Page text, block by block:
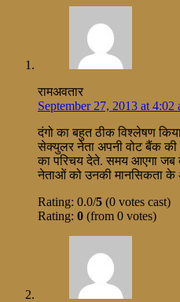
रामअवतार
September 27, 2013 at 4:02
दंगो का बहुत ठीक विश्लेषण
सेक्युलर नेता अपनी वोट बैंक की
का परिचय देते. समय आएगा जब
नेताओं को उनकी मानसिकता के
Rating: 0.0/5 (0 votes cast)
Rating: 0 (from 0 votes)